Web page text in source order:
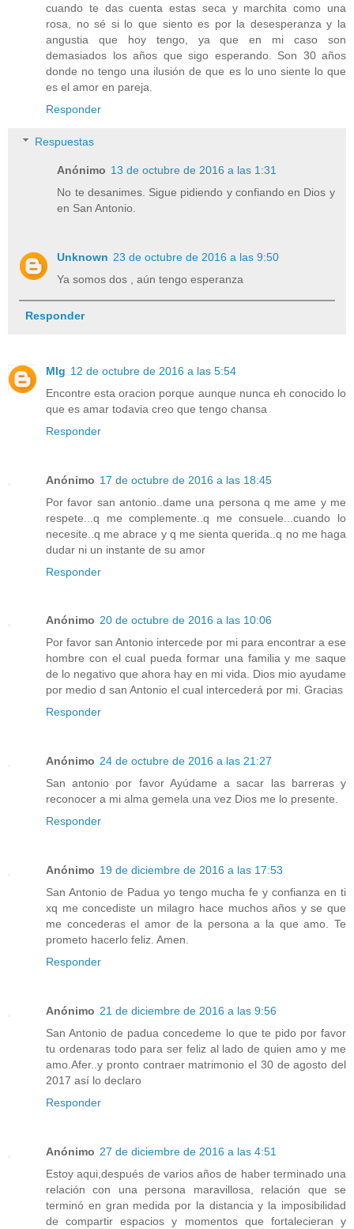
cuando te das cuenta estas seca y marchita como una
rosa, no sé si lo que siento es por la desesperanza y la
angustia que hoy tengo, ya que en mi caso son
demasiados los años que sigo esperando. Son 30 años
donde no tengo una ilusión de que es lo uno siente lo que
es el amor en pareja.
Responder
Respuestas
Anónimo 13 de octubre de 2016 a las 1:31
No te desanimes. Sigue pidiendo y confiando en Dios y
en San Antonio.
Unknown 23 de octubre de 2016 a las 9:50
Ya somos dos , aún tengo esperanza
Responder
Mlg 12 de octubre de 2016 a las 5:54
Encontre esta oracion porque aunque nunca eh conocido lo
que es amar todavia creo que tengo chansa
Responder
Anónimo 17 de octubre de 2016 a las 18:45
Por favor san antonio..dame una persona q me ame y me
respete...q me complemente..q me consuele...cuando lo
necesite..q me abrace y q me sienta querida..q no me haga
dudar ni un instante de su amor
Responder
Anónimo 20 de octubre de 2016 a las 10:06
Por favor san Antonio intercede por mi para encontrar a ese
hombre con el cual pueda formar una familia y me saque
de lo negativo que ahora hay en mi vida. Dios mio ayudame
por medio d san Antonio el cual intercederá por mi. Gracias
Responder
Anónimo 24 de octubre de 2016 a las 21:27
San antonio por favor Ayúdame a sacar las barreras y
reconocer a mi alma gemela una vez Dios me lo presente.
Responder
Anónimo 19 de diciembre de 2016 a las 17:53
San Antonio de Padua yo tengo mucha fe y confianza en ti
xq me concediste un milagro hace muchos años y se que
me concederas el amor de la persona a la que amo. Te
prometo hacerlo feliz. Amen.
Responder
Anónimo 21 de diciembre de 2016 a las 9:56
San Antonio de padua concedeme lo que te pido por favor
tu ordenaras todo para ser feliz al lado de quien amo y me
amo.Afer..y pronto contraer matrimonio el 30 de agosto del
2017 así lo declaro
Responder
Anónimo 27 de diciembre de 2016 a las 4:51
Estoy aqui,después de varios años de haber terminado una
relación con una persona maravillosa, relación que se
terminó en gran medida por la distancia y la imposibilidad
de compartir espacios y momentos que fortalecieran y